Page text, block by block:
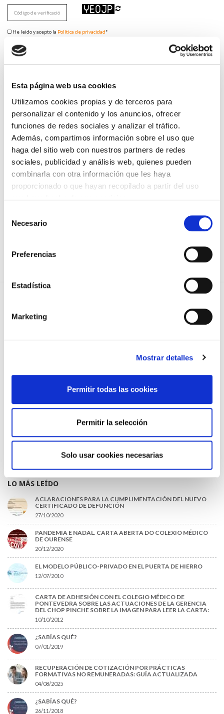
Esta página web usa cookies
Utilizamos cookies propias y de terceros para
personalizar el contenido y los anuncios, ofrecer
funciones de redes sociales y analizar el tráfico.
Además, compartimos información sobre el uso que
haga del sitio web con nuestros partners de redes
sociales, publicidad y análisis web, quienes pueden
combinarla con otra información que les haya
proporcionado o que hayan recopilado a partir del uso
Necesario
Preferencias
Estadística
Marketing
Mostrar detalles
Permitir todas las cookies
Permitir la selección
Solo usar cookies necesarias
He leido y acepto la Política de privacidad*
LABOR DE LOS TUTORES DE RESIDENTES
06/08/2026
LA ALIANZA MÉDICA POR LA SALUD PLANETARIA SE ADHIERE
AL PACTO DE ESTADO FRENTE A LA EMERGENCIA CLIMÁTICA
03/08/2026
PREMIOS DE LA REAL ACADEMIA DE MEDICINA DE GALICIA
2026
31/07/2026
22/07/2026
DEL CASCO Y DEL CINTURÓN DE SEGURIDAD
EL AUMENTO DE PRIMAS A MUFACE NO MEJORA LAS
CONDICIONES DE LOS MÉDICOS QUE ATIENDEN A
MUTUALISTAS
URGENTES ANTE LA SITUACIÓN CRÍTICA DEL SERVICIO DE
INFORME SOBRE LA CONSOLIDACIÓN DE GRADO A LAS/LOS
PUESTOS DE JEFATURA / DIRECCIÓN / COORDINACIÓN
SOSTENIBILIDAD Y SISTEMA SANITARIO: UN COMPROMISO
DE PAÍS»
22/06/2026
LO MÁS LEÍDO
ACLARACIONES PARA LA CUMPLIMENTACIÓN DEL NUEVO
CERTIFICADO DE DEFUNCIÓN
27/10/2020
PANDEMIA E NADAL. CARTA ABERTA DO COLEXIO MÉDICO
DE OURENSE
20/12/2020
EL MODELO PÚBLICO-PRIVADO EN EL PUERTA DE HIERRO
12/07/2010
CARTA DE ADHESIÓN CON EL COLEGIO MÉDICO DE
PONTEVEDRA SOBRE LAS ACTUACIONES DE LA GERENCIA
DEL CHOP PINCHE SOBRE LA IMAGEN PARA LEER LA CARTA:
10/10/2012
¿SABÍAS QUÉ?
07/01/2019
RECUPERACIÓN DE COTIZACIÓN POR PRÁCTICAS
FORMATIVAS NO REMUNERADAS: GUÍA ACTUALIZADA
04/08/2025
¿SABÍAS QUÉ?
26/11/2018